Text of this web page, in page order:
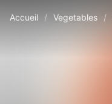
Accueil / Vegetables /